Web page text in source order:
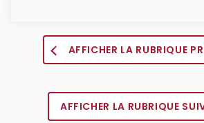
AFFICHER LA RUBRIQUE
AFFICHER LA RUBRIQUE